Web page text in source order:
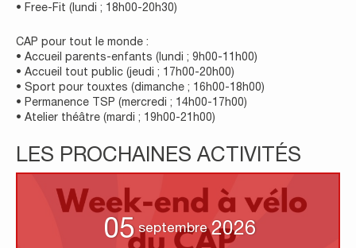
• Free-Fit (lundi ; 18h00-20h30)
CAP pour tout le monde :
• Accueil parents-enfants (lundi ; 9h00-11h00)
• Accueil tout public (jeudi ; 17h00-20h00)
• Sport pour touxtes (dimanche ; 16h00-18h00)
• Permanence TSP (mercredi ; 14h00-17h00)
• Atelier théâtre (mardi ; 19h00-21h00)
LES PROCHAINES ACTIVITÉS
05 septembre 2026